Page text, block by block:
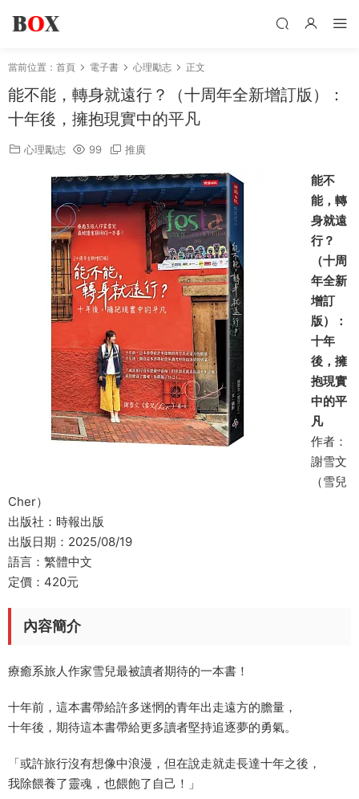
當前位置： 首頁 電子書 心理勵志 正文
能不能，轉身就遠行？（十周年全新增訂版）：
十年後，擁抱現實中的平凡
心理勵志 99 推廣
能不
能，轉
身就遠
行？
（十周
年全新
增訂
版）：
十年
後，擁
抱現實
中的平
凡
作者：
謝雪文
（雪兒
Cher）
出版社：時報出版
出版日期：2025/08/19
語言：繁體中文
定價：420元
內容簡介
療癒系旅人作家雪兒最被讀者期待的一本書！
十年前，這本書帶給許多迷惘的青年出走遠方的膽量，
十年後，期待這本書帶給更多讀者堅持追逐夢的勇氣。
「或許旅行沒有想像中浪漫，但在說走就走長達十年之後，
我除餵養了靈魂，也餵飽了自己！」